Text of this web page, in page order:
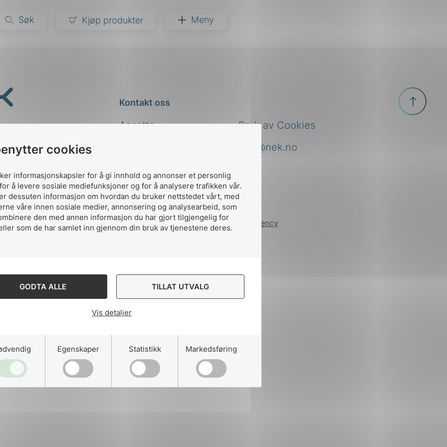
cookies
informasjonskapsler for å gi innhold og annonser et personlig
å levere sosiale mediefunksjoner og for å analysere trafikken vår.
dessuten informasjon om hvordan du bruker nettstedet vårt, med
våre innen sosiale medier, annonsering og analysearbeid, som
den med annen informasjon du har gjort tilgjengelig for
som de har samlet inn gjennom din bruk av tjenestene deres.
GODTA ALLE TILLAT UTVALG
Vis detaljer
Egenskaper Statistikk Markedsføring
Søk Kjøp produkter Meny
Kontakt oss
Ansatte
nek@nek.no
Bruk av Cookies
Designed and developed by Stem Agency
Til
toppen